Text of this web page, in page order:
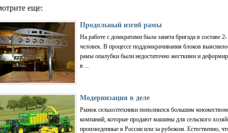
еще:
Продольный изгиб рамы
На работе с домкратами была занята бригада в составе
человек. В процессе поддомкрачивания блоков
рамы опалубки были недостаточно жесткими и
в ...
Модернизация в деле
Рынок сельхозтехники пополнился большим множеством
компаний, которые продают машины для сельского
произведенные в России или за рубежом. Естественно,